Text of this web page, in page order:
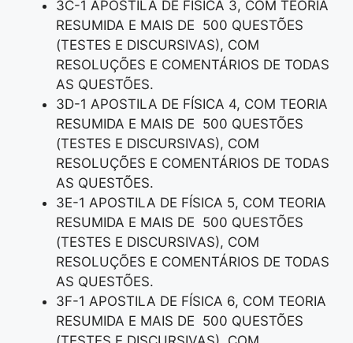
3C-1 APOSTILA DE FÍSICA 3, COM TEORIA
RESUMIDA E MAIS DE 500 QUESTÕES
(TESTES E DISCURSIVAS), COM
RESOLUÇÕES E COMENTÁRIOS DE TODAS
AS QUESTÕES.
3D-1 APOSTILA DE FÍSICA 4, COM TEORIA
RESUMIDA E MAIS DE 500 QUESTÕES
(TESTES E DISCURSIVAS), COM
RESOLUÇÕES E COMENTÁRIOS DE TODAS
AS QUESTÕES.
3E-1 APOSTILA DE FÍSICA 5, COM TEORIA
RESUMIDA E MAIS DE 500 QUESTÕES
(TESTES E DISCURSIVAS), COM
RESOLUÇÕES E COMENTÁRIOS DE TODAS
AS QUESTÕES.
3F-1 APOSTILA DE FÍSICA 6, COM TEORIA
RESUMIDA E MAIS DE 500 QUESTÕES